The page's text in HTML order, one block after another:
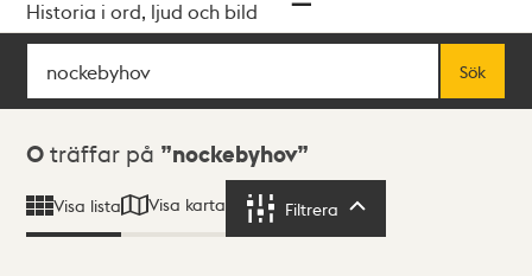
Historia i ord, ljud och bild
Sök
Sök
Sökresultat
0 träffar på nockebyhov
Visa lista Visa karta Filtrera